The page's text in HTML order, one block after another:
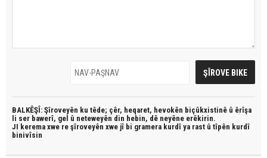
BALKÊŞÎ: Şîroveyên ku têde; çêr, heqaret, hevokên biçûkxistinê û êrîşa
li ser bawerî, gel û neteweyên din hebin, dê neyêne erêkirin.
JI kerema xwe re şîroveyên xwe jî bi gramera kurdî ya rast û tîpên kurdî
binivîsin